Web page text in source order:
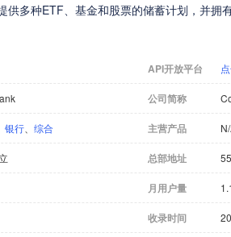
供多种ETF、基金和股票的储蓄计划，并拥
API开放平台
公司简称
银行 综合 主营产品
总部地址
月用户量
收录时间